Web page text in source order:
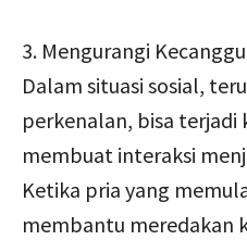
3. Mengurangi
Dalam situasi sosial,
perkenalan, bisa terjadi
membuat interaksi
Ketika pria yang
membantu meredakan